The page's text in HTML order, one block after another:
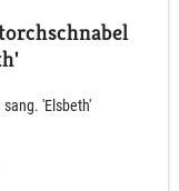
sang. 'Elsbeth'